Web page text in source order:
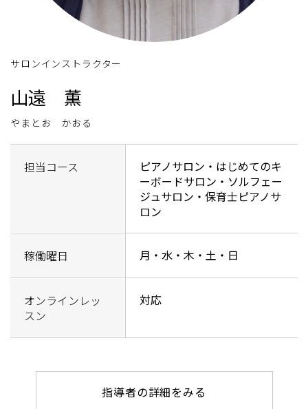
サロンインストラクター
山遠 薫
やまとお かおる
担当コース
ピアノサロン・はじめてのキ
ーボードサロン・ソルフェー
ジュサロン・保育士ピアノサ
ロン
稼働曜日 月・水・木・土・日
オンラインレッ
スン
対応
指導者の詳細をみる